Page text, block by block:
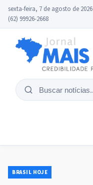
sexta-feira, 7 de agosto de 2026
(62) 99926-2668
Buscar
BRASIL HOJE